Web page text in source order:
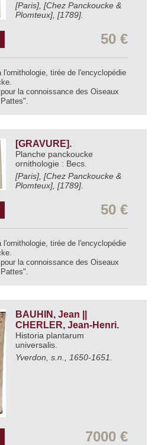
[Paris], [Chez Panckoucke &
Plomteux], [1789].
50 €
l'ornithologie, tirée de l'encyclopédie
la connoissance des Oiseaux
[GRAVURE].
Planche panckoucke
ornithologie : Becs.
[Paris], [Chez Panckoucke &
Plomteux], [1789].
50 €
l'ornithologie, tirée de l'encyclopédie
la connoissance des Oiseaux
BAUHIN, Jean ||
CHERLER, Jean-Henri.
Historia plantarum
universalis.
Yverdon, s.n., 1650-1651.
7000 €